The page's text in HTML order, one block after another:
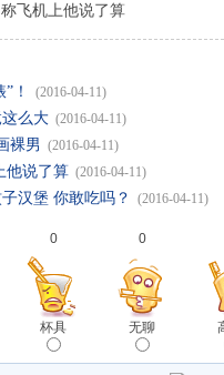
飞机上他说了算
！ (2016-04-11)
么大 (2016-04-11)
裸男 (2016-04-11)
他说了算 (2016-04-11)
汉堡 你敢吃吗？ (2016-04-11)
0
杯具
0
无聊